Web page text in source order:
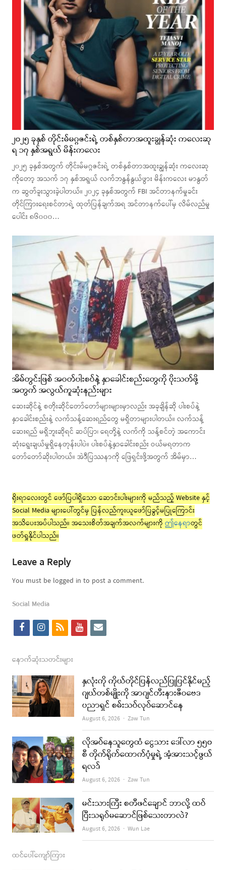
၂၀၂၅ ခုနှစ် တိုင်းမ်မဂ္ဂဇင်းရဲ့ တစ်နှစ်တာအထူးချွန်ဆုံး ကလေးဆု
ရ ၁၇ နှစ်အရွယ် မိန်းကလေး
၂၀၂၅ ခုနှစ်အတွက် တိုင်းမ်မဂ္ဂဇင်းရဲ့ တစ်နှစ်တာအထူးချွန်ဆုံး ကလေးဆု
ကိုတော့ အသက် ၁၇ နှစ်အရွယ် လက်ဘနွန်နွယ်ဖွား မိန်းကလေး မာနွတ်
က ဆွတ်ခူးသွားခဲ့ပါတယ်။ ၂၀၂၄ ခုနှစ်အတွက် FBI အင်တာနက်မှုခင်း
တိုင်ကြားရေးစင်တာရဲ့ ထုတ်ပြန်ချက်အရ အင်တာနက်ပေါ်မှ လိမ်လည်မှု
ပေါင်း ၈၆၀၀၀…
အိမ်တွင်းဖြစ် အဝတ်ပါးစပ်နဲ့ နှာခေါင်းစည်းတွေကို ပိုးသတ်ဖို့
အတွက် အလွယ်ကူဆုံးနည်းများ
ဆေးဆိုင်နဲ့ စတိုးဆိုင်တော်တော်များများမှာလည်း အခုချိန်ဆို ပါးစပ်နဲ့
နှာခေါင်းစည်းနဲ့ လက်သန့်ဆေးရည်တွေ မရှိတာများပါတယ်။ လက်သန့်
ဆေးရည် မရှိဘူးဆိုရင် ဆပ်ပြာ၊ ရေတို့နဲ့ လက်ကို သန့်စင်တဲ့ အကောင်း
ဆုံးရွေးချယ်မှုရှိနေတုန်းပါပဲ။ ပါးစပ်နဲ့နှာခေါင်းစည်း ဝယ်မရတာက
တော်တော်ဆိုးပါတယ်။ အဲဒီပြဿနာကို ဖြေရှင်းဖို့အတွက် အိမ်မှာ…
ရိုးရာလေးတွင် ဖော်ပြပါရှိသော ဆောင်းပါးများကို မည်သည့် Website နှင့်
Social Media များပေါ်တွင်မှ ပြန်လည်ကူးယူဖော်ပြခွင့်မပြုကြောင်း
အသိပေးအပ်ပါသည်။ အသေးစိတ်အချက်အလက်များကို ဤနေရာတွင်
ဖတ်ရှုနိုင်ပါသည်။
Leave a Reply
You must be logged in to post a comment.
Social Media
f
c
e
b
o
k
i
s
t
a
g
a
m
r
s
y
t
u
b
e
e
i
l
နောက်ဆုံးသတင်းများ
နှလုံးကို ကိုယ်တိုင်ပြန်လည်ပြုပြင်နိုင်မည့်
ဂျယ်တစ်မျိုးကို အာဂျင်တီးနားဇီဝဗေဒ
ပညာရှင် စမ်းသပ်လုပ်ဆောင်နေ
August 6, 2026 Author
Zaw Tun
လိုအပ်နေသူတွေထံ ငွေသား ဒေါ်လာ ၅၅၀
စီ တိုက်ရိုက်ထောက်ပံ့မှုရဲ့ အံ့အားသင့်ဖွယ်
ရလဒ်
August 6, 2026 Author
Zaw Tun
မင်းသားကြီး စတီဖင်ချောင် ဘာလို့ ထပ်
ပြီးသရုပ်မဆောင်ဖြစ်သေးတာလဲ?
August 6, 2026 Author
Wun Lae
ထင်ပေါ်ကျော်ကြား